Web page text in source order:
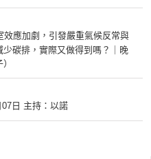
效應加劇，引發嚴重氣候反常與
碳排，實際又做得到嗎？｜晚
07日 主持：以諾